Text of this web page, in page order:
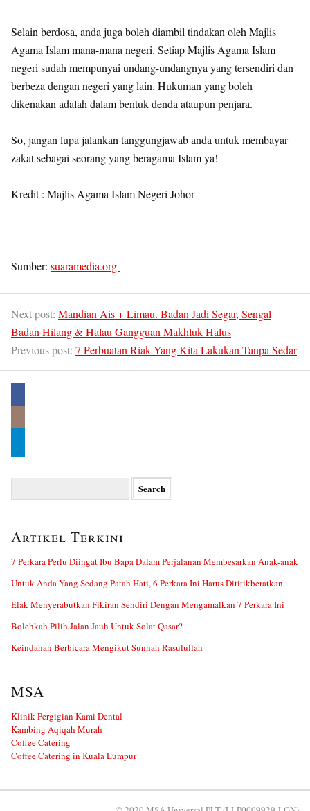
Selain berdosa, anda juga boleh diambil tindakan oleh Majlis
Agama Islam mana-mana negeri. Setiap Majlis Agama Islam
negeri sudah mempunyai undang-undangnya yang tersendiri dan
berbeza dengan negeri yang lain. Hukuman yang boleh
dikenakan adalah dalam bentuk denda ataupun penjara.
So, jangan lupa jalankan tanggungjawab anda untuk membayar
zakat sebagai seorang yang beragama Islam ya!
Kredit : Majlis Agama Islam Negeri Johor
Sumber: suaramedia.org
Next post: Mandian Ais + Limau. Badan Jadi Segar, Sengal
Badan Hilang & Halau Gangguan Makhluk Halus
Previous post: 7 Perbuatan Riak Yang Kita Lakukan Tanpa Sedar
Artikel Terkini
7 Perkara Perlu Diingat Ibu Bapa Dalam Perjalanan Membesarkan Anak-anak
Untuk Anda Yang Sedang Patah Hati, 6 Perkara Ini Harus Dititikberatkan
Elak Menyerabutkan Fikiran Sendiri Dengan Mengamalkan 7 Perkara Ini
Bolehkah Pilih Jalan Jauh Untuk Solat Qasar?
Keindahan Berbicara Mengikut Sunnah Rasulullah
MSA
Klinik Pergigian Kami Dental
Kambing Aqiqah Murah
Coffee Catering
Coffee Catering in Kuala Lumpur